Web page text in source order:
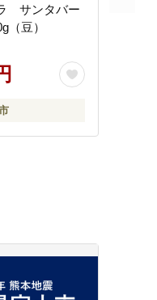
サンタバー
（豆）